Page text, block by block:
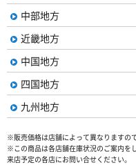
中部地方
近畿地方
中国地方
四国地方
九州地方
※販売価格は店舗によって異なりますの
※この商品は各店舗在庫状況のご案内を
来店予定の各店にお問い合せください。